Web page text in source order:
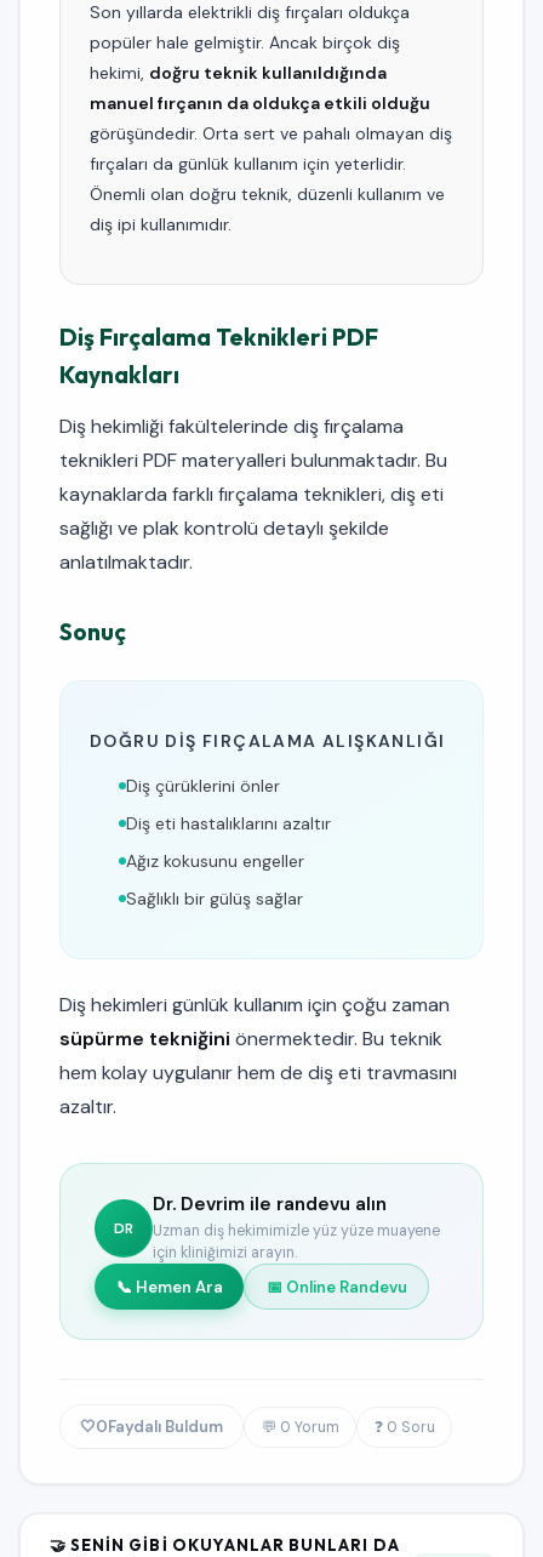
Son yıllarda elektrikli diş fırçaları oldukça
popüler hale gelmiştir. Ancak birçok diş
hekimi, doğru teknik kullanıldığında
manuel fırçanın da oldukça etkili olduğu
görüşündedir. Orta sert ve pahalı olmayan diş
fırçaları da günlük kullanım için yeterlidir.
Önemli olan doğru teknik, düzenli kullanım ve
diş ipi kullanımıdır.
Diş Fırçalama Teknikleri PDF
Kaynakları
Diş hekimliği fakültelerinde diş fırçalama
teknikleri PDF materyalleri bulunmaktadır. Bu
kaynaklarda farklı fırçalama teknikleri, diş eti
sağlığı ve plak kontrolü detaylı şekilde
anlatılmaktadır.
Sonuç
DOĞRU DIŞ FIRÇALAMA ALIŞKANLIĞI
Diş çürüklerini önler
Diş eti hastalıklarını azaltır
Ağız kokusunu engeller
Sağlıklı bir gülüş sağlar
Diş hekimleri günlük kullanım için çoğu zaman
süpürme tekniğini önermektedir. Bu teknik
hem kolay uygulanır hem de diş eti travmasını
azaltır.
DR
Dr. Devrim ile randevu alın
Uzman diş hekimimizle yüz yüze muayene
için kliniğimizi arayın.
📞 Hemen Ara 📅 Online Randevu
🤍0Faydalı Buldum 💬 0 Yorum ❓ 0 Soru
🤝 SENIN GIBI OKUYANLAR BUNLARI DA